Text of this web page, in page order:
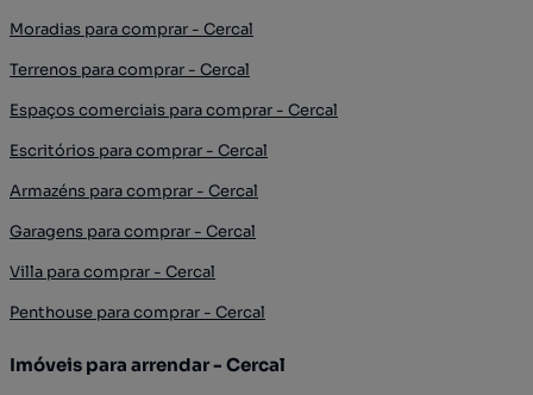
Moradias para comprar - Cercal
Terrenos para comprar - Cercal
Espaços comerciais para comprar - Cercal
Escritórios para comprar - Cercal
Armazéns para comprar - Cercal
Garagens para comprar - Cercal
Villa para comprar - Cercal
Penthouse para comprar - Cercal
Imóveis para arrendar - Cercal